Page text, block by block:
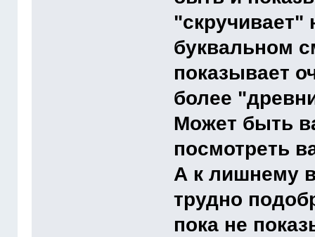
"скручивает"
буквальном
показывает
более
Может быть
посмотреть
А к лишнему
трудно
пока не